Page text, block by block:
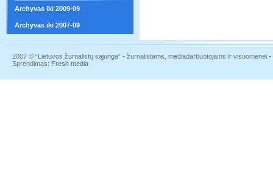
Archyvas iki 2009-09
Archyvas iki 2007-09
2007 © “Lietuvos žurnalistų sąjunga” - žurnalistams, mediadarbuotojams ir visuomenei
Sprendimas: Fresh media